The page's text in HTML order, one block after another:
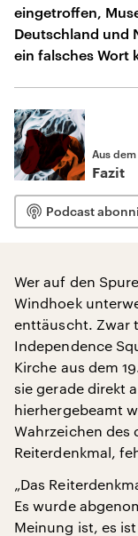
eingetroffen,
Deutschland und
ein falsches Wort
Aus
Fazit
Podcast
Wer auf den
Windhoek
enttäuscht. Zwar
Independence
Kirche aus dem
sie gerade direkt
hierhergebeamt
Wahrzeichen des
Reiterdenkmal,
„Das
Es wurde
Meinung ist, es